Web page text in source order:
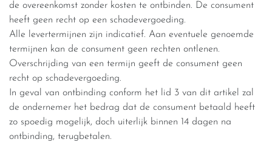
de overeenkomst zonder kosten te ontbinden. De consument
heeft geen recht op een schadevergoeding.
Alle levertermijnen zijn indicatief. Aan eventuele genoemde
termijnen kan de consument geen rechten ontlenen.
Overschrijding van een termijn geeft de consument geen
recht op schadevergoeding.
In geval van ontbinding conform het lid 3 van dit artikel zal
de ondernemer het bedrag dat de consument betaald heeft
zo spoedig mogelijk, doch uiterlijk binnen 14 dagen na
ontbinding, terugbetalen.